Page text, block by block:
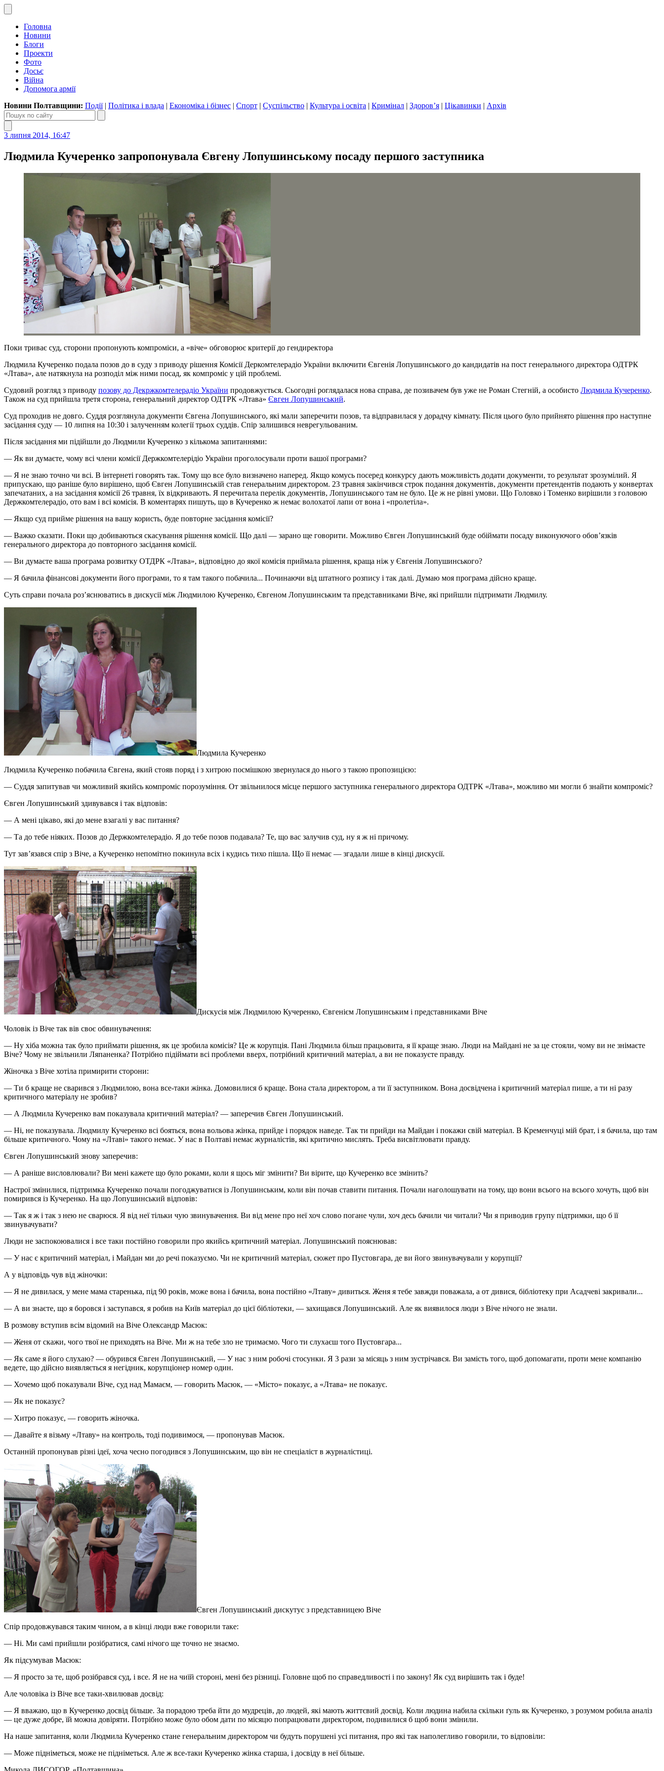
Головна
Новини
Блоги
Проекти
Фото
Досьє
Війна
Допомога армії
Новини Полтавщини: Події| Політика і влада | Економіка і бізнес | Спорт | Суспільство | Культура і освіта | Кримінал | Здоров’я | Цікавинки | Архів
3 липня 2014, 16:47
Людмила Кучеренко запропонувала Євгену Лопушинському посаду першого заступника
Поки триває суд, сторони пропонують компроміси, а «віче» обговорює критерії до гендиректора
Людмила Кучеренко подала позов до в суду з приводу рішення Комісії Деркомтелерадіо України включити Євгенія Лопушинського до кандидатів на пост генерального директора ОДТРК
«Лтава», але натякнула на розподіл між ними посад, як компроміс у цій проблемі.
Судовий розгляд з приводу позову до Декржкомтелерадіо України продовжується. Сьогодні роглядалася нова справа, де позивачем був уже не Роман Стегній, а особисто Людмила Кучеренко.
Також на суд прийшла третя сторона, генеральний директор ОДТРК «Лтава» Євген Лопушинський.
Суд проходив не довго. Суддя розглянула документи Євгена Лопушинського, які мали заперечити позов, та відправилася у дорадчу кімнату. Після цього було прийнято рішення про наступне
засідання суду — 10 липня на 10:30 і залученням колегії трьох суддів. Спір залишився неврегульованим.
Після засідання ми підійшли до Людмили Кучеренко з кількома запитаннями:
— Як ви думаєте, чому всі члени комісії Держкомтелерідіо України проголосували проти вашої програми?
— Я не знаю точно чи всі. В інтернеті говорять так. Тому що все було визначено наперед. Якщо комусь посеред конкурсу дають можливість додати документи, то результат зрозумілий. Я
припускаю, що раніше було вирішено, щоб Євген Лопушинській став генеральним директором. 23 травня закінчився строк подання документів, документи претендентів подають у конвертах
запечатаних, а на засідання комісії 26 травня, їх відкривають. Я перечитала перелік документів, Лопушинського там не було. Це ж не рівні умови. Що Головко і Томенко вирішили з головою
Держкомтелерадіо, ото вам і всі комісія. В коментарях пишуть, що в Кучеренко ж немає волохатої лапи от вона і «пролетіла».
— Якщо суд прийме рішення на вашу користь, буде повторне засідання комісії?
— Важко сказати. Поки що добиваються скасування рішення комісії. Що далі — зарано ще говорити. Можливо Євген Лопушинський буде обіймати посаду виконуючого обов’язків
генерального директора до повторного засідання комісії.
— Ви думаєте ваша програма розвитку ОТДРК «Лтава», відповідно до якої комісія приймала рішення, краща ніж у Євгенія Лопушинського?
— Я бачила фінансові документи його програми, то я там такого побачила... Починаючи від штатного розпису і так далі. Думаю моя програма дійсно краще.
Суть справи почала роз’яснюватись в дискусії між Людмилою Кучеренко, Євгеном Лопушинським та представниками Віче, які прийшли підтримати Людмилу.
Людмила Кучеренко
Людмила Кучеренко побачила Євгена, який стояв поряд і з хитрою посмішкою звернулася до нього з такою пропозицією:
— Суддя запитував чи можливий якийсь компроміс порозуміння. От звільнилося місце першого заступника генерального директора ОДТРК «Лтава», можливо ми могли б знайти компроміс?
Євген Лопушинський здивувався і так відповів:
— А мені цікаво, які до мене взагалі у вас питання?
— Та до тебе ніяких. Позов до Держкомтелерадіо. Я до тебе позов подавала? Те, що вас залучив суд, ну я ж ні причому.
Тут зав’язався спір з Віче, а Кучеренко непомітно покинула всіх і кудись тихо пішла. Що її немає — згадали лише в кінці дискусії.
Дискусія між Людмилою Кучеренко, Євгенієм Лопушинським і представниками Віче
Чоловік із Віче так вів своє обвинувачення:
— Ну хіба можна так було приймати рішення, як це зробила комісія? Це ж корупція. Пані Людмила більш працьовита, я її краще знаю. Люди на Майдані не за це стояли, чому ви не знімаєте
Віче? Чому не звільнили Ляпаненка? Потрібно підіймати всі проблеми вверх, потрібний критичний матеріал, а ви не показуєте правду.
Жіночка з Віче хотіла примирити сторони:
— Ти б краще не сварився з Людмилою, вона все-таки жінка. Домовилися б краще. Вона стала директором, а ти її заступником. Вона досвідчена і критичний матеріал пише, а ти ні разу
критичного матеріалу не зробив?
— А Людмила Кучеренко вам показувала критичний матеріал? — заперечив Євген Лопушинський.
— Ні, не показувала. Людмилу Кучеренко всі бояться, вона вольова жінка, прийде і порядок наведе. Так ти прийди на Майдан і покажи свій матеріал. В Кременчуці мій брат, і я бачила, що там
більше критичного. Чому на «Лтаві» такого немає. У нас в Полтаві немає журналістів, які критично мислять. Треба висвітлювати правду.
Євген Лопушинський знову заперечив:
— А раніше висловлювали? Ви мені кажете що було роками, коли я щось міг змінити? Ви вірите, що Кучеренко все змінить?
Настрої змінилися, підтримка Кучеренко почали погоджуватися із Лопушинським, коли він почав ставити питання. Почали наголошувати на тому, що вони всього на всього хочуть, щоб він
помирився із Кучеренко. На що Лопушинський відповів:
— Так я ж і так з нею не сварюся. Я від неї тільки чую звинувачення. Ви від мене про неї хоч слово погане чули, хоч десь бачили чи читали? Чи я приводив групу підтримки, що б її
звинувачувати?
Люди не заспокоювалися і все таки постійно говорили про якийсь критичний матеріал. Лопушинський пояснював:
— У нас є критичний матеріал, і Майдан ми до речі показуємо. Чи не критичний матеріал, сюжет про Пустовгара, де ви його звинувачували у корупції?
А у відповідь чув від жіночки:
— Я не дивилася, у мене мама старенька, під 90 років, може вона і бачила, вона постійно «Лтаву» дивиться. Женя я тебе завжди поважала, а от дивися, бібліотеку при Асадчеві закривали...
— А ви знаєте, що я боровся і заступався, я робив на Київ матеріал до цієї бібліотеки, — захищався Лопушинський. Але як виявилося люди з Віче нічого не знали.
В розмову вступив всім відомий на Віче Олександр Масюк:
— Женя от скажи, чого твої не приходять на Віче. Ми ж на тебе зло не тримаємо. Чого ти слухаєш того Пустовгара...
— Як саме я його слухаю? — обурився Євген Лопушинський, — У нас з ним робочі стосунки. Я 3 рази за місяць з ним зустрічався. Ви замість того, щоб допомагати, проти мене компанію
ведете, що дійсно виявляється я негідник, корупціонер номер один.
— Хочемо щоб показували Віче, суд над Мамаєм, — говорить Масюк, — «Місто» показує, а «Лтава» не показує.
— Як не показує?
— Хитро показує, — говорить жіночка.
— Давайте я візьму «Лтаву» на контроль, тоді подивимося, — пропонував Масюк.
Останній пропонував різні ідеї, хоча чесно погодився з Лопушинським, що він не спеціаліст в журналістиці.
Євген Лопушинський дискутує з представницею Віче
Спір продовжувався таким чином, а в кінці люди вже говорили таке:
— Ні. Ми самі прийшли розібратися, самі нічого ще точно не знаємо.
Як підсумував Масюк:
— Я просто за те, щоб розібрався суд, і все. Я не на чиїй стороні, мені без різниці. Головне щоб по справедливості і по закону! Як суд вирішить так і буде!
Але чоловіка із Віче все таки-хвилював досвід:
— Я вважаю, що в Кучеренко досвід більше. За порадою треба йти до мудреців, до людей, які мають життєвий досвід. Коли людина набила скільки ґуль як Кучеренко, з розумом робила аналіз
— це дуже добре, їй можна довіряти. Потрібно може було обом дати по місяцю попрацювати директором, подивилися б щоб вони змінили.
На наше запитання, коли Людмила Кучеренко стане генеральним директором чи будуть порушені усі питання, про які так наполегливо говорили, то відповіли:
— Може підніметься, може не підніметься. Але ж все-таки Кучеренко жінка старша, і досвіду в неї більше.